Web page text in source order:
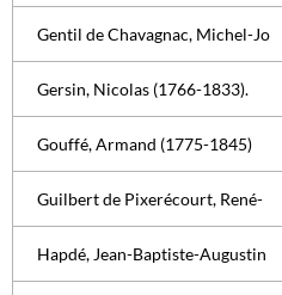
Gentil de Chavagnac, Michel-Jo
Gersin, Nicolas (1766-1833).
Gouffé, Armand (1775-1845)
Guilbert de Pixerécourt, René-
Hapdé, Jean-Baptiste-Augustin